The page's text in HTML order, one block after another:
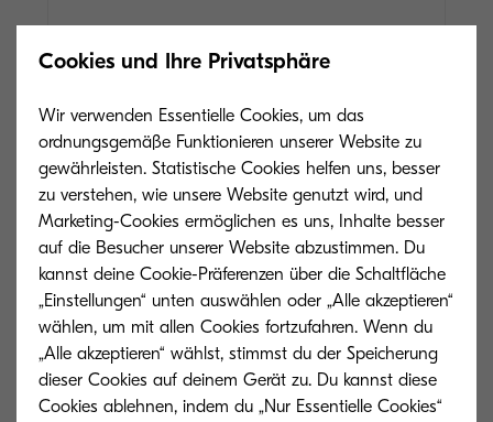
Cookies und Ihre Privatsphäre
Wir verwenden Essentielle Cookies, um das
ordnungsgemäße Funktionieren unserer Website zu
gewährleisten. Statistische Cookies helfen uns, besser
zu verstehen, wie unsere Website genutzt wird, und
Marketing-Cookies ermöglichen es uns, Inhalte besser
auf die Besucher unserer Website abzustimmen. Du
kannst deine Cookie-Präferenzen über die Schaltfläche
„Einstellungen“ unten auswählen oder „Alle akzeptieren“
wählen, um mit allen Cookies fortzufahren. Wenn du
„Alle akzeptieren“ wählst, stimmst du der Speicherung
dieser Cookies auf deinem Gerät zu. Du kannst diese
Cookies ablehnen, indem du „Nur Essentielle Cookies“